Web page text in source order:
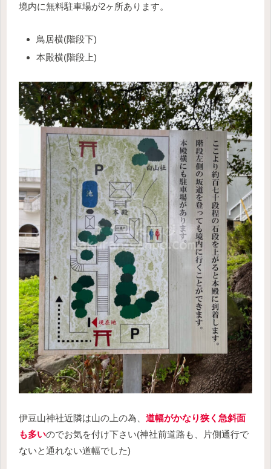
境内に無料駐車場が2ヶ所あります。
鳥居横(階段下)
本殿横(階段上)
伊豆山神社近隣は山の上の為、 道幅がかなり狭く急斜面
も多いのでお気を付け下さい(神社前道路も、片側通行で
ないと通れない道幅でした)